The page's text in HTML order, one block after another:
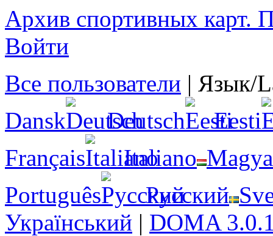
Архив спортивных карт.
Войти
Все пользователи | Язык/
Dansk
Deutsch
Eesti
Français
Italiano
Português
Русский
Український | DOMA